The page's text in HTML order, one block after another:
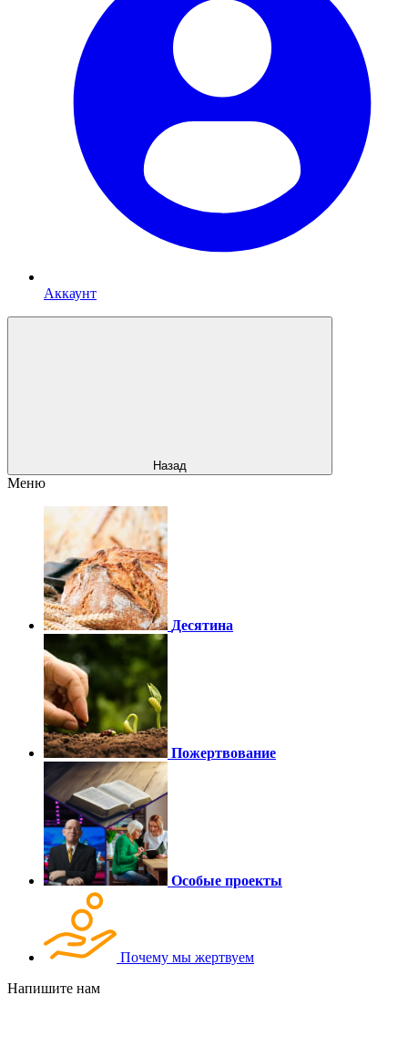
Аккаунт
Назад
Меню
Десятина
Пожертвование
Особые проекты
Почему мы жертвуем
Напишите нам